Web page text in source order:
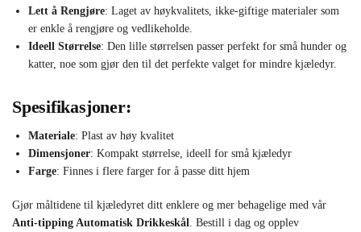
Lett å Rengjøre: Laget av høykvalitets, ikke-giftige materialer som
er enkle å rengjøre og vedlikeholde.
Ideell Størrelse: Den lille størrelsen passer perfekt for små hunder og
katter, noe som gjør den til det perfekte valget for mindre kjæledyr.
Spesifikasjoner:
Materiale: Plast av høy kvalitet
Dimensjoner: Kompakt størrelse, ideell for små kjæledyr
Farge: Finnes i flere farger for å passe ditt hjem
Gjør måltidene til kjæledyret ditt enklere og mer behagelige med vår
Anti-tipping Automatisk Drikkeskål
. Bestill i dag og opplev